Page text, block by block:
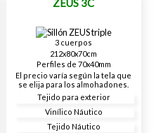
ZEUS 3C
3 cuerpos
212x80x70cm
Perfiles de 70x40mm
El precio varía según la tela que
se elija para los almohadones.
Tejido para exterior
Vinílico Náutico
Tejido Náutico